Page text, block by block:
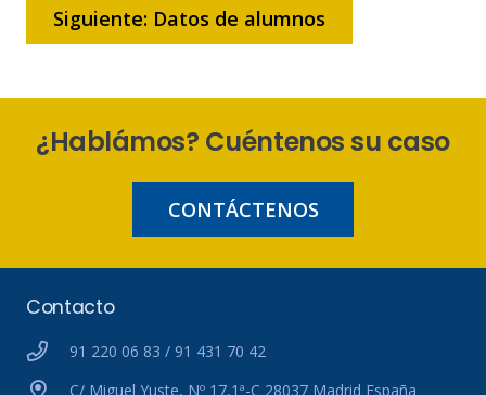
Siguiente: Datos de alumnos
¿Hablámos? Cuéntenos su caso
CONTÁCTENOS
Contacto
91 220 06 83 / 91 431 70 42
C/ Miguel Yuste, Nº 17,1ª-C 28037 Madrid España